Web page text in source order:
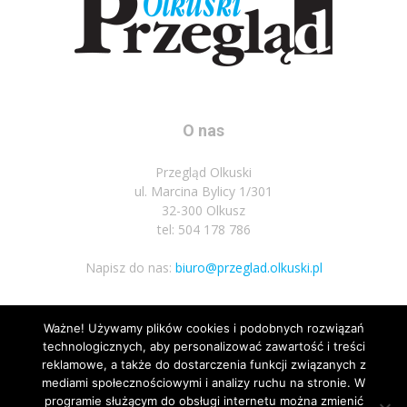
O nas
Przegląd Olkuski
ul. Marcina Bylicy 1/301
32-300 Olkusz
tel: 504 178 786
Napisz do nas: biuro@przeglad.olkuski.pl
Podążaj za nami
Ważne! Używamy plików cookies i podobnych rozwiązań
technologicznych, aby personalizować zawartość i treści
reklamowe, a także do dostarczenia funkcji związanych z
mediami społecznościowymi i analizy ruchu na stronie. W
programie służącym do obsługi internetu można zmienić